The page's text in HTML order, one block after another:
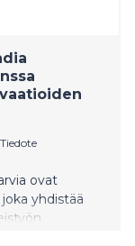
Tiedote
ovat
yhdistää